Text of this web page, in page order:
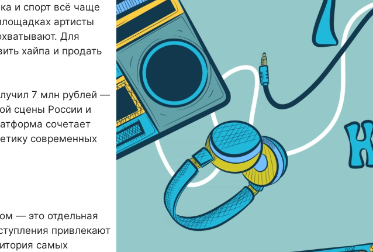
и спорт всё чаще
артисты
Для
хайпа и продать
7 млн рублей —
сцены России и
сочетает
современных
— это отдельная
привлекают
самых